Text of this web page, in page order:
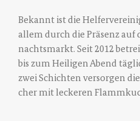
Bekannt ist die
allem durch die Prä­senz
nachts­markt. Seit 2012
bis zum Hei­li­gen Abend
zwei Schich­ten ver­sor­gen
cher mit lecke­ren